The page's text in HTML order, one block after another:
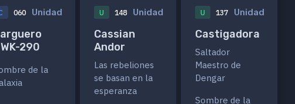
060 Unidad
290
de la
U 148 Unidad
Cassian
Andor
Las rebeliones
se basan en la
esperanza
U 137 Unidad
Castigadora
Saltador
Maestro de
Dengar
Sombre de la